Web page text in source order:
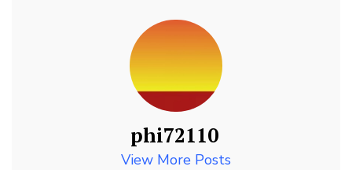
phi72110
View More Posts